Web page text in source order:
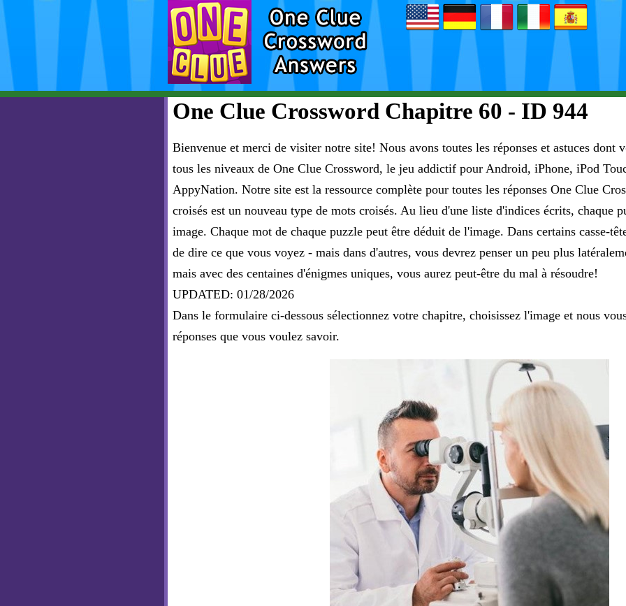
One Clue Crossword Chapitre 60 - ID 944
Bienvenue et merci de visiter notre site! Nous avons toutes les réponses et astuces dont
tous les niveaux de One Clue Crossword, le jeu addictif pour Android, iPhone, iPod
AppyNation. Notre site est la ressource complète pour toutes les réponses One Clue
croisés est un nouveau type de mots croisés. Au lieu d'une liste d'indices écrits, chaque
image. Chaque mot de chaque puzzle peut être déduit de l'image. Dans certains casse-
de dire ce que vous voyez - mais dans d'autres, vous devrez penser un peu plus
mais avec des centaines d'énigmes uniques, vous aurez peut-être du mal à résoudre!
UPDATED: 01/28/2026
Dans le formulaire ci-dessous sélectionnez votre chapitre, choisissez l'image et nous
réponses que vous voulez savoir.